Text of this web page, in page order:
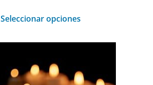
Seleccionar opciones